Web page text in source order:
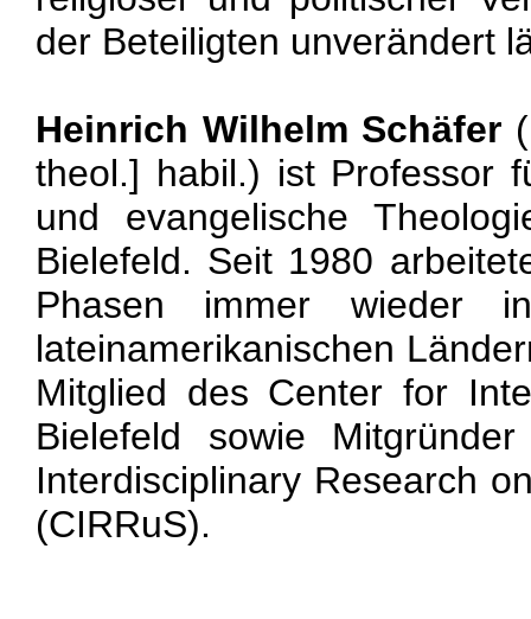
der Beteiligten unverändert
Heinrich Wilhelm Schäfer
theol.] habil.) ist Professor
und evangelische
Bielefeld. Seit 1980
Phasen immer wieder in
lateinamerikanischen
Mitglied des Center for
Bielefeld sowie
Interdisciplinary Research
(CIRRuS).